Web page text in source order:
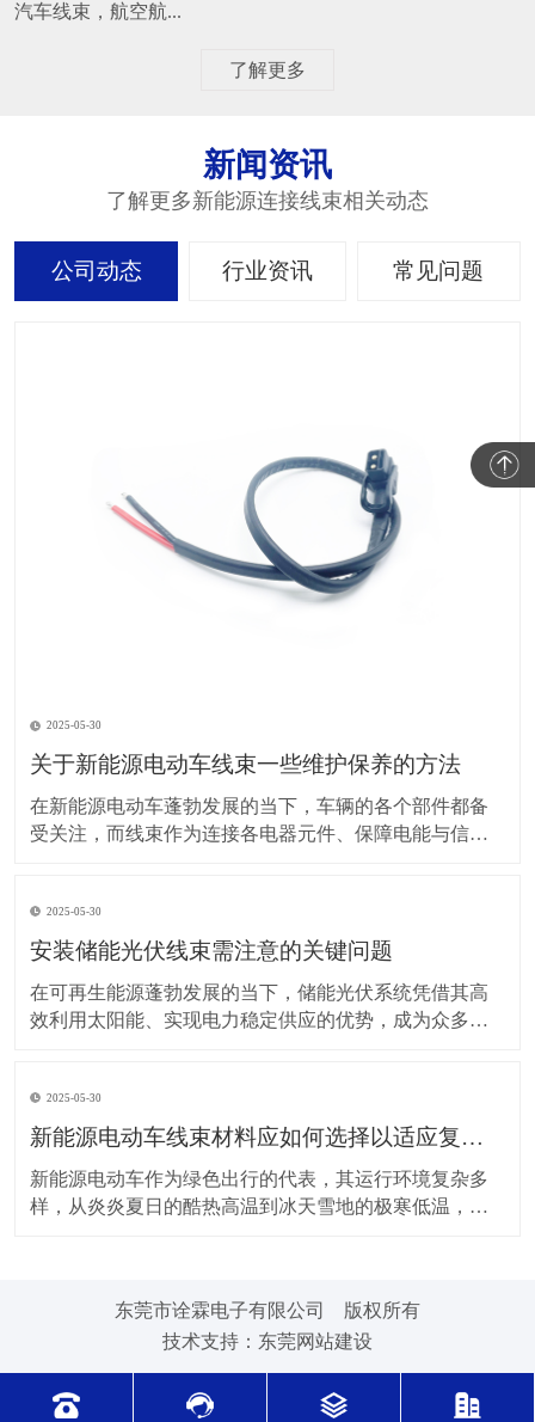
汽车线束，航空航...
了解更多
新闻资讯
了解更多新能源连接线束相关动态
公司动态 行业资讯 常见问题
2025-05-30
关于新能源电动车线束一些维护保养的方法
在新能源电动车蓬勃发展的当下，车辆的各个部件都备
受关注，而线束作为连接各电器元件、保障电能与信号
让车辆运行更稳定、安全，还能延长其使用寿命。 日常
驾驶习惯对线束的影响不容小觑。平稳驾驶是维护线束
2025-05-30
安装储能光伏线束需注意的关键问题
在可再生能源蓬勃发展的当下，储能光伏系统凭借其高
效利用太阳能、实现电力稳定供应的优势，成为众多领
安全。因此，在安装储能光伏线束时，有许多问题需要
格外留意。 安装前的准备工作至关重要。在开始安装前
2025-05-30
新能源电动车线束材料应如何选择以适应复杂的环境温度范围？
新能源电动车作为绿色出行的代表，其运行环境复杂多
样，从炎炎夏日的酷热高温到冰天雪地的极寒低温，车
环境下，新能源电动车的电池、电机等部件工作时会散
东莞市诠霖电子有限公司 版权所有
技术支持： 东莞网站建设